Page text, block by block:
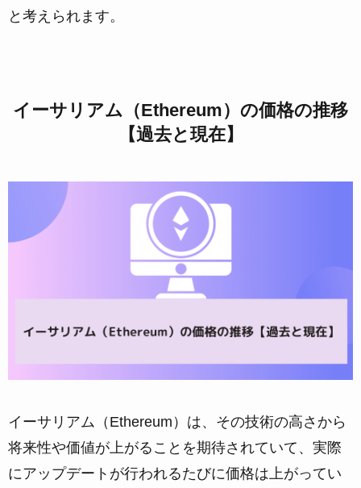
と考えられます。
イーサリアム（Ethereum）の価格の推移
【過去と現在】
イーサリアム（Ethereum）は、その技術の高さから
将来性や価値が上がることを期待されていて、実際
にアップデートが行われるたびに価格は上がってい